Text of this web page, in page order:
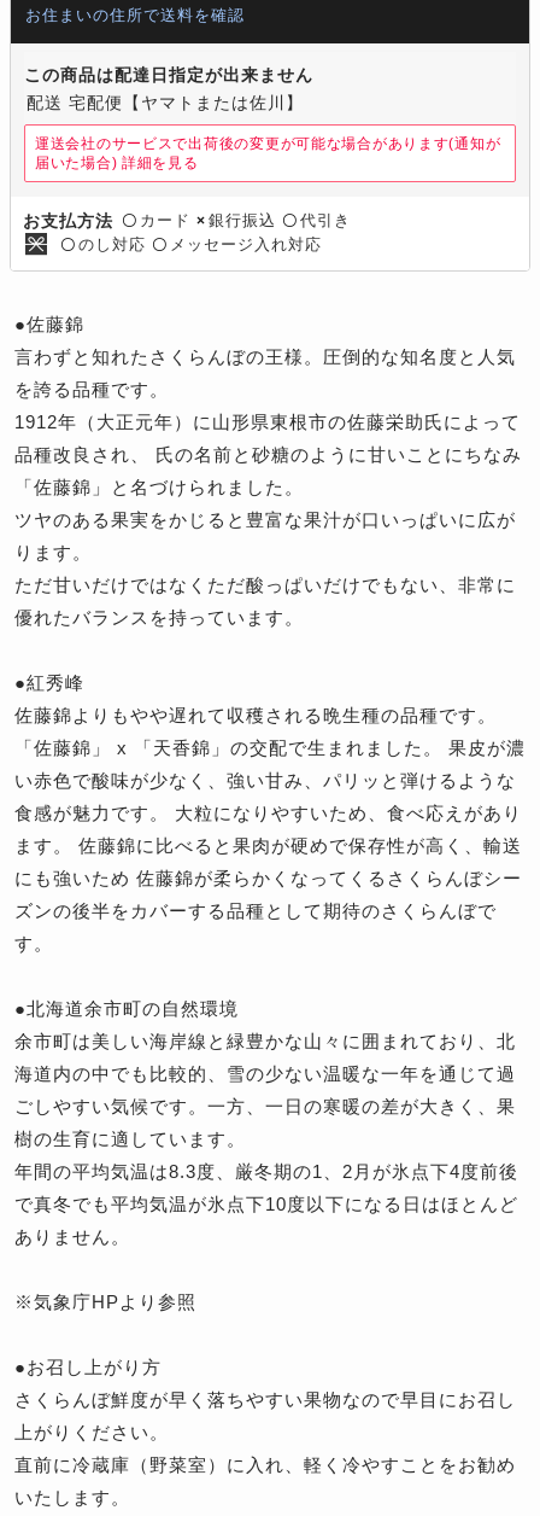
お住まいの住所で送料を確認
この商品は配達日指定が出来ません
配送 宅配便【ヤマトまたは佐川】
運送会社のサービスで出荷後の変更が可能な場合があります(通知が
届いた場合) 詳細を見る
お支払方法 〇 カード × 銀行振込 〇 代引き
〇 のし対応 〇 メッセージ入れ対応
●佐藤錦
言わずと知れたさくらんぼの王様。圧倒的な知名度と人気
を誇る品種です。
1912年（大正元年）に山形県東根市の佐藤栄助氏によって
品種改良され、 氏の名前と砂糖のように甘いことにちなみ
「佐藤錦」と名づけられました。
ツヤのある果実をかじると豊富な果汁が口いっぱいに広が
ります。
ただ甘いだけではなくただ酸っぱいだけでもない、非常に
優れたバランスを持っています。
●紅秀峰
佐藤錦よりもやや遅れて収穫される晩生種の品種です。
「佐藤錦」 x 「天香錦」の交配で生まれました。 果皮が濃
い赤色で酸味が少なく、強い甘み、パリッと弾けるような
食感が魅力です。 大粒になりやすいため、食べ応えがあり
ます。 佐藤錦に比べると果肉が硬めで保存性が高く、輸送
にも強いため 佐藤錦が柔らかくなってくるさくらんぼシー
ズンの後半をカバーする品種として期待のさくらんぼで
す。
●北海道余市町の自然環境
余市町は美しい海岸線と緑豊かな山々に囲まれており、北
海道内の中でも比較的、雪の少ない温暖な一年を通じて過
ごしやすい気候です。一方、一日の寒暖の差が大きく、果
樹の生育に適しています。
年間の平均気温は8.3度、厳冬期の1、2月が氷点下4度前後
で真冬でも平均気温が氷点下10度以下になる日はほとんど
ありません。
※気象庁HPより参照
●お召し上がり方
さくらんぼ鮮度が早く落ちやすい果物なので早目にお召し
上がりください。
直前に冷蔵庫（野菜室）に入れ、軽く冷やすことをお勧め
いたします。